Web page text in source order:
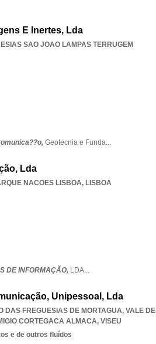
E Inertes, Lda
SAO JOAO LAMPAS TERRUGEM
Geotecnia e Funda...
Lda
NACOES LISBOA, LISBOA
DE INFORMAÇÃO, LDA...
Unipessoal, Lda
DAS FREGUESIAS DE MORTAGUA, VALE DE
CORTEGACA ALMACA, VISEU
e de outros fluídos